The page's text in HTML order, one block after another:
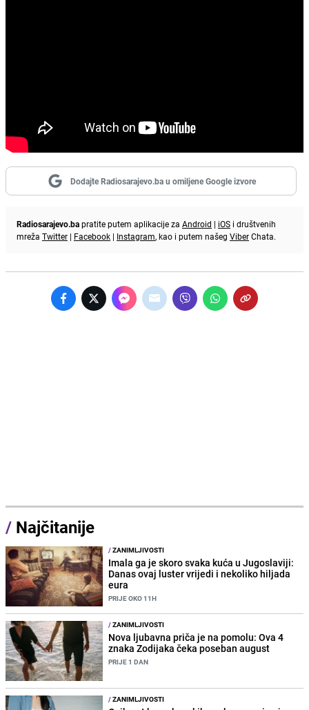
Dodajte Radiosarajevo.ba u omiljene Google izvore
Radiosarajevo.bapratite putem aplikacije za Android | iOS i društvenih
mreža Twitter | Facebook | Instagram, kao i putem našeg ViberChata.
/ Najčitanije
/ZANIMLJIVOSTI
Imala ga je skoro svaka kuća u Jugoslaviji:
Danas ovaj luster vrijedi i nekoliko hiljada
eura
PRIJE OKO 11H
/ZANIMLJIVOSTI
Nova ljubavna priča je na pomolu: Ova 4
znaka Zodijaka čeka poseban august
PRIJE 1 DAN
/ZANIMLJIVOSTI